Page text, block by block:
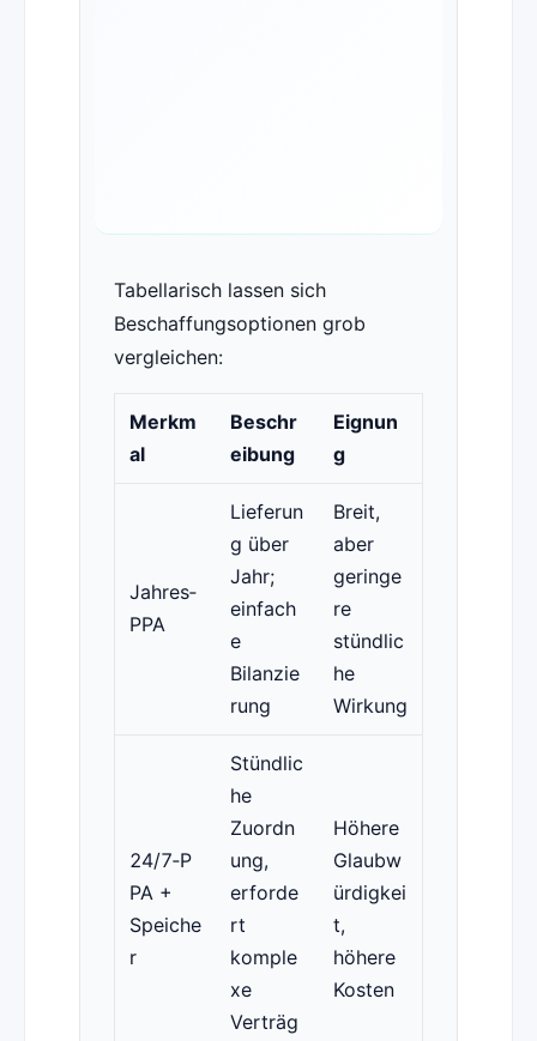
Tabellarisch lassen sich
Beschaffungsoptionen grob
vergleichen:
Merkm
al
Beschr
eibung
Eignun
g
Jahres‑
PPA
Lieferun
g über
Jahr;
einfach
e
Bilanzie
rung
Breit,
aber
geringe
re
stündlic
he
Wirkung
24/7‑P
PA +
Speiche
r
Stündlic
he
Zuordn
ung,
erforde
rt
komple
xe
Verträg
Höhere
Glaubw
ürdigkei
t,
höhere
Kosten